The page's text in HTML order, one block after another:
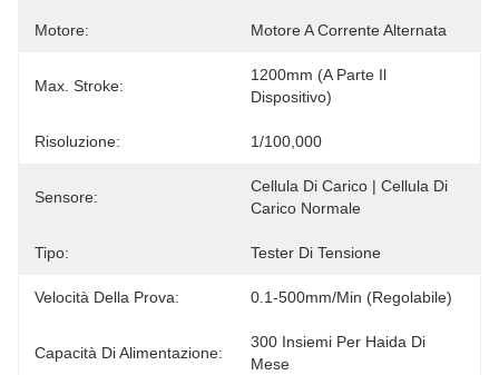
Motore: Motore A Corrente Alternata
Max. Stroke:
1200mm (a Parte Il
Dispositivo)
Risoluzione: 1/100,000
Sensore:
Cellula Di Carico | Cellula Di
Carico Normale
Tipo: Tester Di Tensione
Velocità Della Prova: 0.1-500mm/min (regolabile)
Capacità Di Alimentazione:
300 Insiemi Per Haida Di
Mese